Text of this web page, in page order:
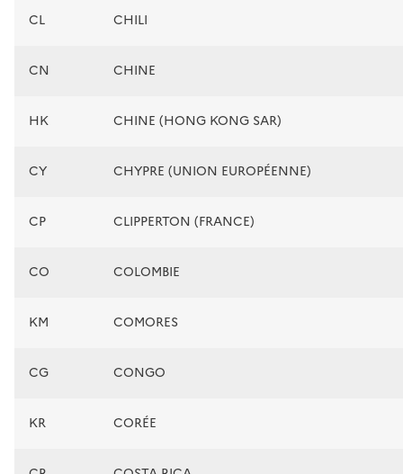
CL CHILI
CN CHINE
HK CHINE (HONG KONG SAR)
CY CHYPRE (UNION EUROPÉENNE)
CP CLIPPERTON (FRANCE)
CO COLOMBIE
KM COMORES
CG CONGO
KR CORÉE